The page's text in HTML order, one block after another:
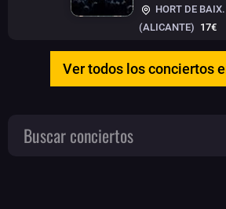
HORT DE
(ALICANTE) 17€
Ver todos los conciertos
Buscar conciertos